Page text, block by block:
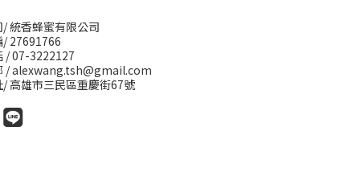
/ 統香蜂蜜有限公司
/ 27691766
/ 07-3222127
/ alexwang.tsh@gmail.com
/ 高雄市三民區重慶街67號